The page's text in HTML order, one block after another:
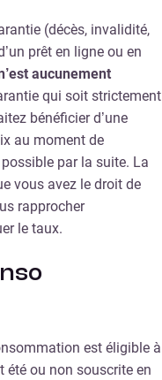
(décès, invalidité,
prêt en ligne ou en
aucunement
qui soit strictement
bénéficier d’une
au moment de
par la suite. La
vous avez le droit de
rapprocher
le taux.
est éligible à
été ou non souscrite en